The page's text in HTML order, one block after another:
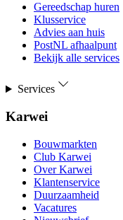
Gereedschap huren
Klusservice
Advies aan huis
PostNL afhaalpunt
Bekijk alle services
Services
Karwei
Bouwmarkten
Club Karwei
Over Karwei
Klantenservice
Duurzaamheid
Vacatures